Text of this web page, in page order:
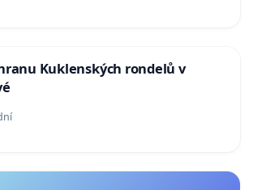
Kuklenských rondelů v